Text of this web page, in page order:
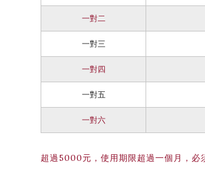
一對二
一對三
一對四
一對五
一對六
超過5000元，使用期限超過一個月，必